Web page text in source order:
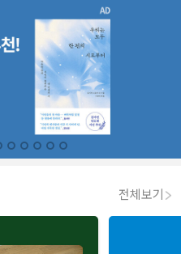
전체보기